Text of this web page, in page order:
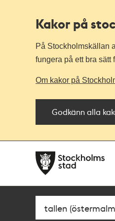
Kakor på
På Stockholmskällan
fungera på ett bra sätt
Om kakor på
Godkänn alla
navigationen
huvudinnehållet
Sök